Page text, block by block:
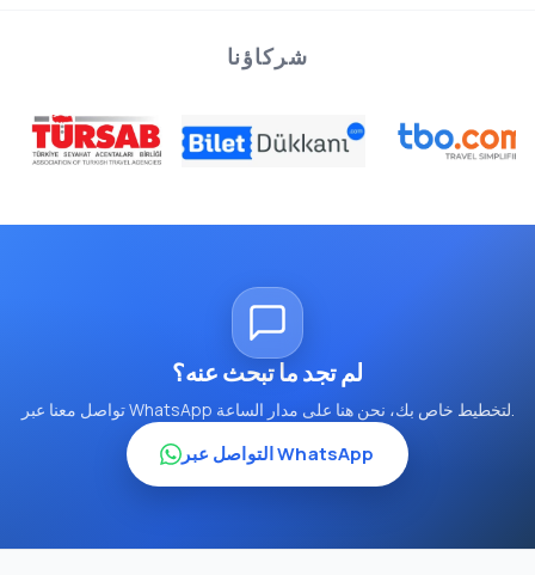
شركاؤنا
لم تجد ما تبحث عنه؟
تواصل معنا عبر WhatsApp لتخطيط خاص بك، نحن هنا على مدار الساعة.
التواصل عبر WhatsApp